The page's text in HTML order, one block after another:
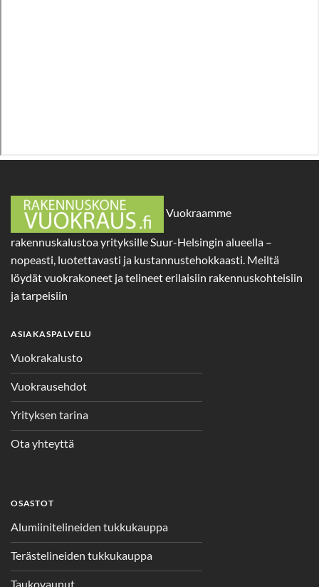
Vuokraamme
rakennuskalustoa yrityksille Suur-Helsingin alueella –
nopeasti, luotettavasti ja kustannustehokkaasti. Meiltä
löydät vuokrakoneet ja telineet erilaisiin rakennuskohteisiin
ja tarpeisiin
ASIAKASPALVELU
Vuokrakalusto
Vuokrausehdot
Yrityksen tarina
Ota yhteyttä
OSASTOT
Alumiinitelineiden tukkukauppa
Terästelineiden tukkukauppa
Taukovaunut